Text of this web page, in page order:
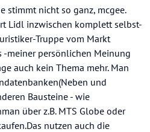
stimmt nicht so ganz, mcgee.
Lidl inzwischen komplett selbst-
Truppe vom Markt
meiner persönlichen Meinung
auch kein Thema mehr. Man
und
Bausteine - wie
über z.B. MTS Globe oder
nutzen auch die